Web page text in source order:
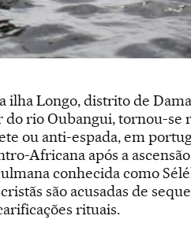
ilha Longo, distrito de
do rio Oubangui, tornou-se
ou anti-espada, em
Africana após a
conhecida como
são acusadas de
rituais.